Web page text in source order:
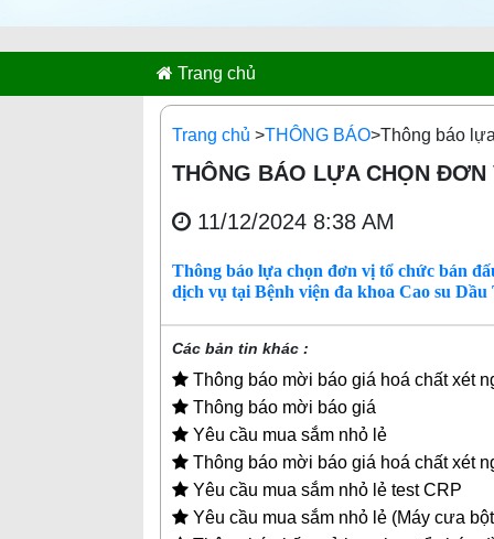
Trang chủ
Trang chủ >THÔNG BÁO>Thông báo
THÔNG BÁO LỰA CHỌN
11/12/2024 8:38 AM
Thông báo lựa chọn đơn vị tổ chức bán
dịch vụ tại Bệnh viện đa khoa Cao su Dầu
Các bản tin khác :
Thông báo mời báo giá hoá chất xét
Thông báo mời báo giá
Yêu cầu mua sắm nhỏ lẻ
Thông báo mời báo giá hoá chất xét
Yêu cầu mua sắm nhỏ lẻ test CRP
Yêu cầu mua sắm nhỏ lẻ (Máy cưa